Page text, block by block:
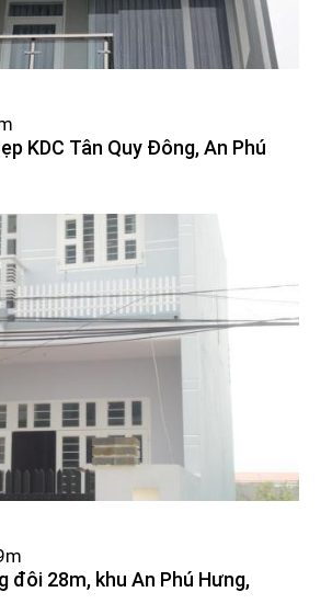
KDC Tân Quy Đông, An Phú
đôi 28m, khu An Phú Hưng,